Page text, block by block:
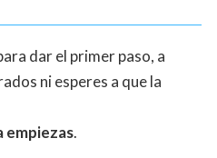
dar el primer paso, a
ni esperes a que la
empiezas.